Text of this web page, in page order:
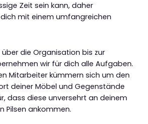
Zeit sein kann, daher
mit einem umfangreichen
die Organisation bis zur
wir für dich alle Aufgaben.
Mitarbeiter kümmern sich um den
deiner Möbel und Gegenstände
dass diese unversehrt an deinem
Pilsen ankommen.